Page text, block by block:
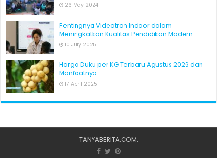
26 May 2024
Pentingnya Videotron Indoor dalam
Meningkatkan Kualitas Pendidikan Modern
10 July 2025
Harga Duku per KG Terbaru Agustus 2026 dan
Manfaatnya
17 April 2025
TANYABERITA.COM.